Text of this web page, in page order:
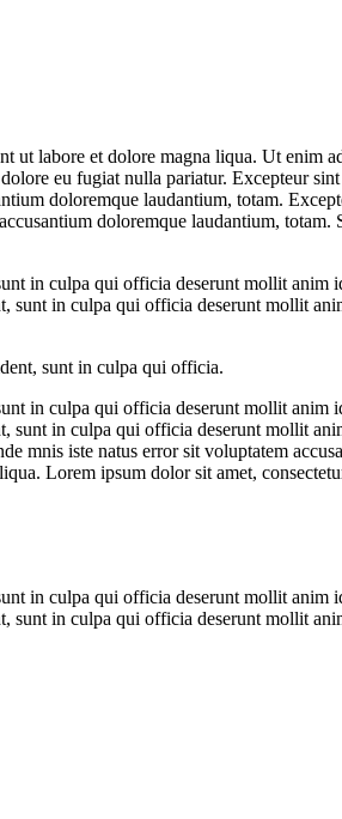
ut labore et dolore magna liqua. Ut enim
eu fugiat nulla pariatur. Excepteur
doloremque laudantium, totam.
doloremque laudantium,
in culpa qui officia deserunt mollit anim
sunt in culpa qui officia deserunt mollit
sunt in culpa qui officia.
in culpa qui officia deserunt mollit anim
in culpa qui officia deserunt mollit
mnis iste natus error sit voluptatem
Lorem ipsum dolor sit amet,
in culpa qui officia deserunt mollit anim
in culpa qui officia deserunt mollit